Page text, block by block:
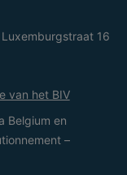
16
van het BIV
Belgium en
–